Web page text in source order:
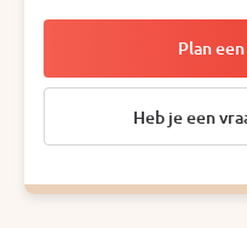
Plan
Heb je een